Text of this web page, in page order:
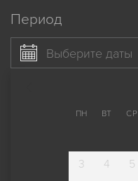
Период
Выберите даты
ПН ВТ СР
3
4 5